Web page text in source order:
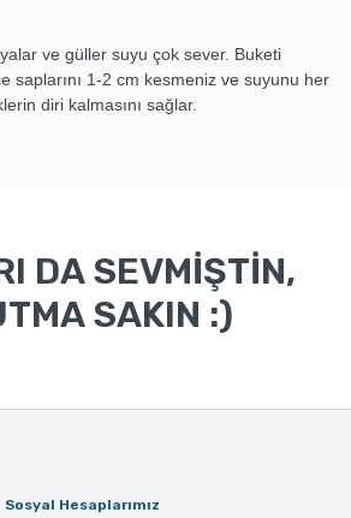
ve güller suyu çok sever. Buketi
saplarını 1-2 cm kesmeniz ve suyunu her
diri kalmasını sağlar.
DA SEVMİŞTİN,
SAKIN :)
Sosyal Hesaplarımız